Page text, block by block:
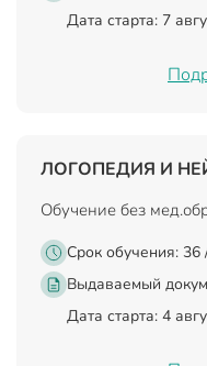
Дата старта: 7
ЛОГОПЕДИЯ И
Обучение без
Срок обучения: 36
Выдаваемый
Дата старта: 4